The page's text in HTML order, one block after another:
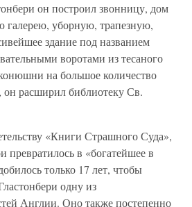
он построил звонницу, дом
галерею, уборную, трапезную,
здание под названием
воротами из тесаного
на большое количество
расширил библиотеку Св.
«Книги Страшного Суда»,
превратилось в «богатейшее в
только 17 лет, чтобы
одну из
Англии. Оно также постепенно